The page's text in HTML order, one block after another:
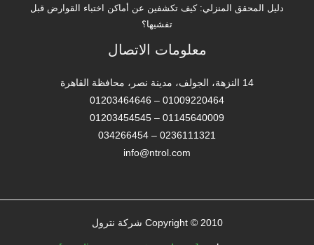
دليل المحقق المنزلي: كيف تكشفين عن أماكن اختباء القوارض قبل
تفشيها؟
معلومات الاتصال
14 النزهة، الجولف، مدينة نصر، محافظة القاهرة‬
01009220464 – 01203464646
01145640009 – 01203454545
0236111321 – 034266454
info@ntrol.com
Copyright © 2010 شركة نترول